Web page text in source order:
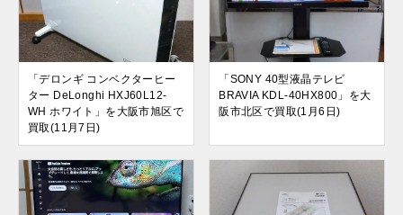
「デロンギ コンベクターヒー
ター DeLonghi HXJ60L12-
WH ホワイト」を大阪市旭区で
買取(11月7日)
「SONY 40型液晶テレビ
BRAVIA KDL-40HX800」を大
阪市北区で買取(1月6日)